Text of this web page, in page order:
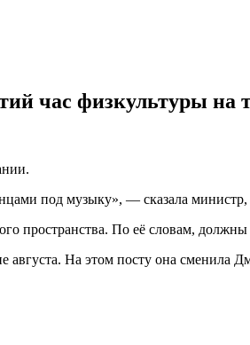
час физкультуры на
под музыку», — сказала министр,
пространства. По её словам,
августа. На этом посту она сменила